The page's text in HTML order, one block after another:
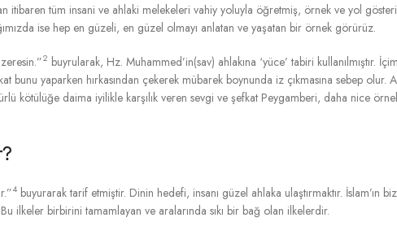
itibaren tüm insani ve ahlaki melekeleri vahiy yoluyla öğretmiş, örnek ve yol
ise hep en güzeli, en güzel olmayı anlatan ve yaşatan bir örnek görürüz.
2 buyrularak, Hz. Muhammed’in(sav) ahlakına ‘yüce’ tabiri kullanılmıştır.
bunu yaparken hırkasından çekerek mübarek boynunda iz çıkmasına sebep olur.
kötülüğe daima iyilikle karşılık veren sevgi ve şefkat Peygamberi, daha nice
4 buyurarak tarif etmiştir. Dinin hedefi, insanı güzel ahlaka ulaştırmaktır. İslam’ın
ilkeler birbirini tamamlayan ve aralarında sıkı bir bağ olan ilkelerdir.